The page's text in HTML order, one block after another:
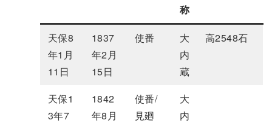
称
天保8
年1月
11日
1837
年2月
15日
使番
大
内
蔵
高2548石
天保1
3年7
1842
年8月
使番/
見廻
大
内